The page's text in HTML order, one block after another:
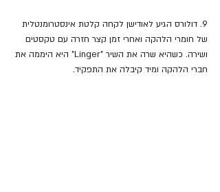
9. דולורס הגיע לאודישן לקחה קלטת אינסטרומנטלית
של חומרי הלהקה ואחרי זמן קצר חזרה עם טקסטים
ושירה. כשהיא שרה את השיר "Linger" היא היממה את
חברי הלהקה ומיד קיבלה את התפקיד.